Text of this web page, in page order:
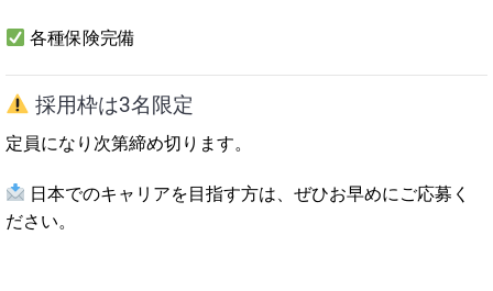
各種保険完備
採用枠は3名限定
定員になり次第締め切ります。
日本でのキャリアを目指す方は、ぜひお早めにご応募く
ださい。